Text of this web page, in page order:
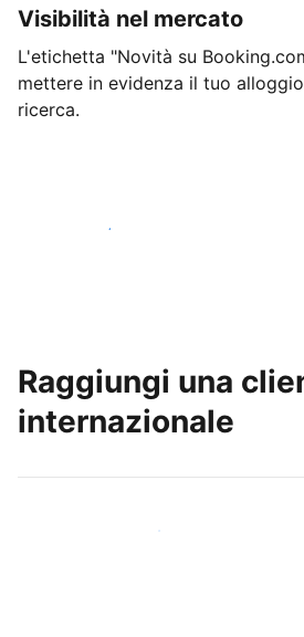
Visibilità nel mercato
L'etichetta "Novità su
mettere in evidenza il tuo
ricerca.
Inizia oggi stesso
Raggiungi una
internazionale
Raggiungi subito nuovi ospiti